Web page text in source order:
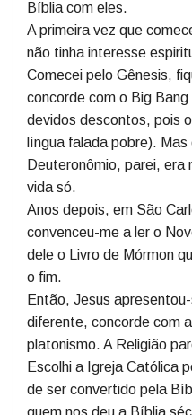
Teologia, eu propus aos
a Bíblia, ao menos um
pelo Gênesis. E, para
Bíblia com eles.
A primeira vez que
não tinha interesse
Comecei pelo Gênesis,
concorde com o Big
devidos descontos, pois
língua falada pobre). Mas
Deuteronômio, parei, era
vida só.
Anos depois, em São
convenceu-me a ler o
dele o Livro de Mórmon
o fim.
Então, Jesus
diferente, concorde com